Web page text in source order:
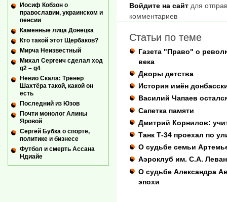
Войдите на сайт для
комментариев
Статьи по теме
Газета "Право" о
века
Дворы детства
История имён
Василий Чапаев
Сапетка памяти
Дмитрий Корнилов:
Танк Т-34 проехал по
О судьбе семьи
Аэроклуб им. С.А.
О судьбе Александра
эпохи
Иосиф Кобзон о
православии, украинском и
пенсии
Каменные лица Донецка
Кто такой этот Щербаков?
Мирча Неизвестный
Михал Сергеич сделал ход
g2 – g4
Невио Скала: Тренер
Шахтёра такой, какой он
есть
Последний из Юзов
Почти монолог Алины
Яровой
Сергей Бубка о спорте,
политике и бизнесе
Футбол и смерть Ассана
Ндиайе